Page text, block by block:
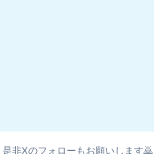
非Xのフォローもお願いします🙇